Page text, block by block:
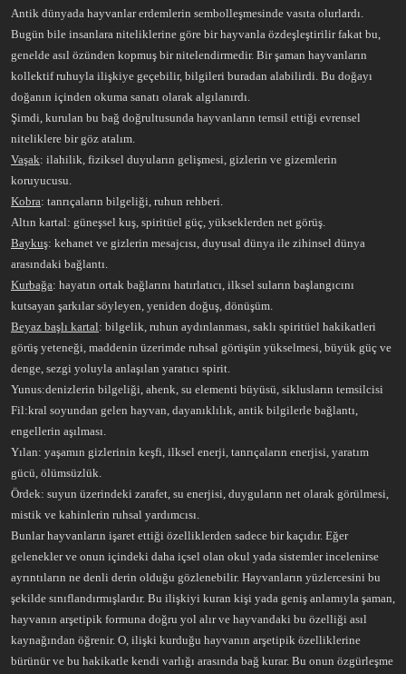
Antik dünyada hayvanlar erdemlerin sembolleşmesinde vasıta olurlardı.
Bugün bile insanlara niteliklerine göre bir hayvanla özdeşleştirilir fakat bu,
genelde asıl özünden kopmuş bir nitelendirmedir. Bir şaman hayvanların
kollektif ruhuyla ilişkiye geçebilir, bilgileri buradan alabilirdi. Bu doğayı
doğanın içinden okuma sanatı olarak algılanırdı.
Şimdi, kurulan bu bağ doğrultusunda hayvanların temsil ettiği evrensel
niteliklere bir göz atalım.
Vaşak: ilahilik, fiziksel duyuların gelişmesi, gizlerin ve gizemlerin
koruyucusu.
Kobra: tanrıçaların bilgeliği, ruhun rehberi.
Altın kartal: güneşsel kuş, spiritüel güç, yükseklerden net görüş.
Baykuş: kehanet ve gizlerin mesajcısı, duyusal dünya ile zihinsel dünya
arasındaki bağlantı.
Kurbağa: hayatın ortak bağlarını hatırlatıcı, ilksel suların başlangıcını
kutsayan şarkılar söyleyen, yeniden doğuş, dönüşüm.
Beyaz başlı kartal: bilgelik, ruhun aydınlanması, saklı spiritüel hakikatleri
görüş yeteneği, maddenin üzerimde ruhsal görüşün yükselmesi, büyük güç ve
denge, sezgi yoluyla anlaşılan yaratıcı spirit.
Yunus:denizlerin bilgeliği, ahenk, su elementi büyüsü, siklusların temsilcisi
Fil:kral soyundan gelen hayvan, dayanıklılık, antik bilgilerle bağlantı,
engellerin aşılması.
Yılan: yaşamın gizlerinin keşfi, ilksel enerji, tanrıçaların enerjisi, yaratım
gücü, ölümsüzlük.
Ördek: suyun üzerindeki zarafet, su enerjisi, duyguların net olarak görülmesi,
mistik ve kahinlerin ruhsal yardımcısı.
Bunlar hayvanların işaret ettiği özelliklerden sadece bir kaçıdır. Eğer
gelenekler ve onun içindeki daha içsel olan okul yada sistemler incelenirse
ayrıntıların ne denli derin olduğu gözlenebilir. Hayvanların yüzlercesini bu
şekilde sınıflandırmışlardır. Bu ilişkiyi kuran kişi yada geniş anlamıyla şaman,
hayvanın arşetipik formuna doğru yol alır ve hayvandaki bu özelliği asıl
kaynağından öğrenir. O, ilişki kurduğu hayvanın arşetipik özelliklerine
bürünür ve bu hakikatle kendi varlığı arasında bağ kurar. Bu onun özgürleşme